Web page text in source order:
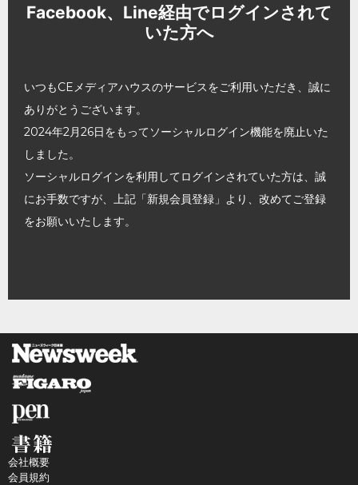
Facebook、Line経由でログインされて
いた方へ
いつもCEメディアハウスのサービスをご利用いただき、誠に
ありがとうございます。
2024年2月26日をもってソーシャルログイン機能を廃止いた
しました。
ソーシャルログインを利用してログインされていた方は、誠
にお手数ですが、上記「新規会員登録」より、改めてご登録
をお願いいたします。
会社概要
会員規約